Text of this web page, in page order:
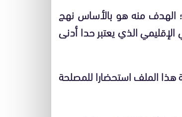
الهدف منه هو بالأساس نهج
الذي يعتبر حدا أدنى
هذا الملف استحضارا للمصلحة